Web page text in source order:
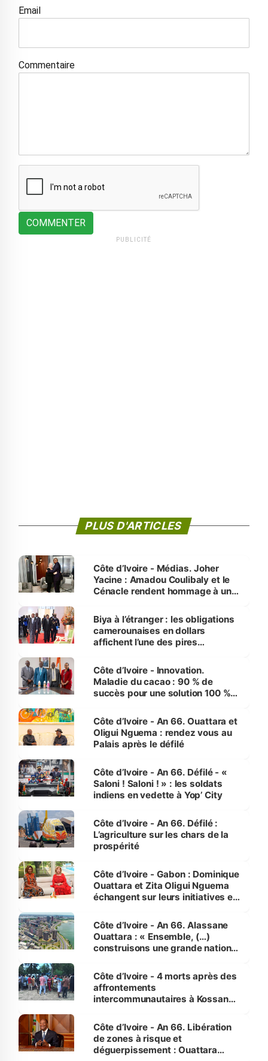
Email
Commentaire
COMMENTER
PUBLICITÉ
PLUS D'ARTICLES
Côte d’Ivoire - Médias. Joher
Yacine : Amadou Coulibaly et le
Cénacle rendent hommage à un
Biya à l’étranger : les obligations
camerounaises en dollars
affichent l’une des pires
Côte d’Ivoire - Innovation.
Maladie du cacao : 90 % de
succès pour une solution 100 %
Côte d’Ivoire - An 66. Ouattara et
Oligui Nguema : rendez vous au
Palais après le défilé
Côte d’Ivoire - An 66. Défilé - «
Saloni ! Saloni ! » : les soldats
indiens en vedette à Yop’ City
Côte d’Ivoire - An 66. Défilé :
L’agriculture sur les chars de la
prospérité
Côte d’Ivoire - Gabon : Dominique
Ouattara et Zita Oligui Nguema
échangent sur leurs initiatives en
enfants
Côte d’Ivoire - An 66. Alassane
Ouattara : « Ensemble, (…)
construisons une grande nation
générations futures »
Côte d’Ivoire - 4 morts après des
affrontements
intercommunautaires à Kossandji
milieu des sinistrés
Côte d’Ivoire - An 66. Libération
de zones à risque et
déguerpissement : Ouattara